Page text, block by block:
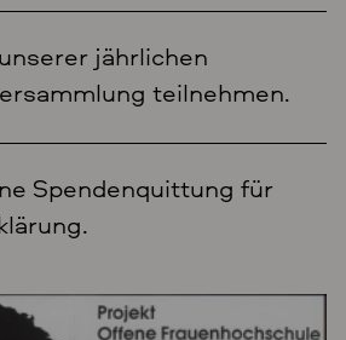
jährlichen
teilnehmen.
Spendenquittung für